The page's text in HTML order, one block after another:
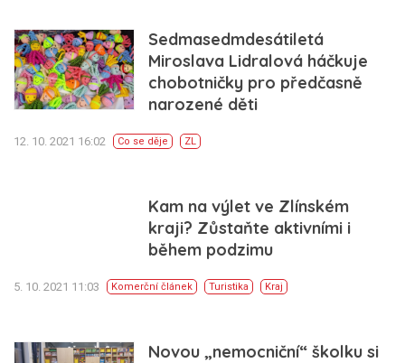
Sedmasedmdesátiletá
Miroslava Lidralová háčkuje
chobotničky pro předčasně
narozené děti
12. 10. 2021 16:02 Co se děje ZL
Kam na výlet ve Zlínském
kraji? Zůstaňte aktivními i
během podzimu
5. 10. 2021 11:03 Komerční článek Turistika Kraj
Novou „nemocniční“ školku si